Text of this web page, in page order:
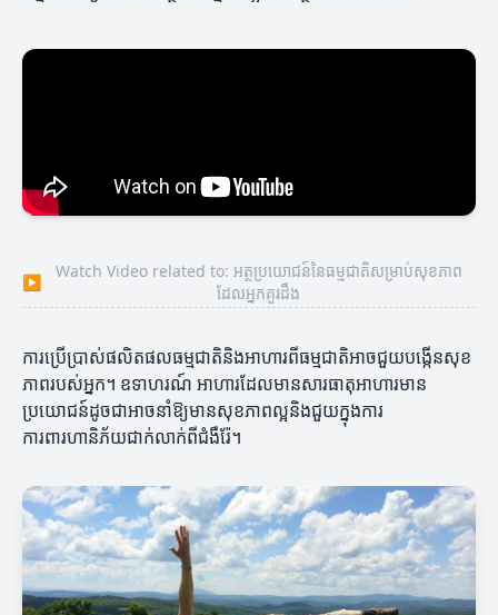
▶
Watch Video related to: អត្ថប្រយោជន៍នៃធម្មជាតិសម្រាប់សុខភាព
ដែលអ្នកគួរដឹង
ការប្រើប្រាស់ផលិតផលធម្មជាតិនិងអាហារពីធម្មជាតិអាចជួយបង្កើនសុខ
ភាពរបស់អ្នក។ ឧទាហរណ៍ អាហារដែលមានសារធាតុអាហារមាន
ប្រយោជន៍ដូចជាអាចនាំឱ្យមានសុខភាពល្អនិងជួយក្នុងការ
ការពារហានិភ័យជាក់លាក់ពីជំងឺរ៉ែ។